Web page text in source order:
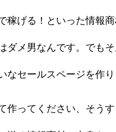
稼げる！といった情報商
はダメ男なんです。でも
なセールスページを作
作ってください、そう